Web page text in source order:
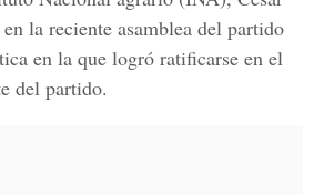
la reciente asamblea del partido
en la que logró ratificarse en el
del partido.